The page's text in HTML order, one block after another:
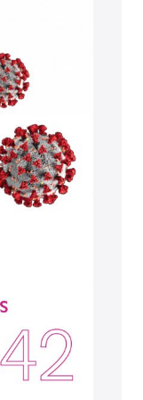
Entretien avec
ou
Hellebois
Billotte et